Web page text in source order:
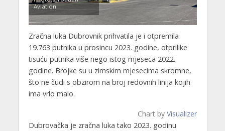
Aviation
Zračna luka Dubrovnik prihvatila je i otpremila
19.763 putnika u prosincu 2023. godine, otprilike
tisuću putnika više nego istog mjeseca 2022.
godine. Brojke su u zimskim mjesecima skromne,
što ne čudi s obzirom na broj redovnih linija kojih
ima vrlo malo.
Chart by Visualizer
Dubrovačka je zračna luka tako 2023. godinu